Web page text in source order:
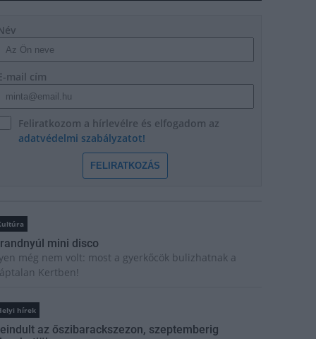
mail cím
Feliratkozom a hírlevélre és elfogadom az
adatvédelmi szabályzatot!
FELIRATKOZÁS
mini disco
még nem volt: most a gyerkőcök bulizhatnak a
Kertben!
hírek
az őszibarackszezon, szeptemberig